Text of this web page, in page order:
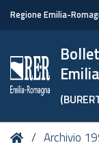
Regione Emilia-
Tu HomeArchivio